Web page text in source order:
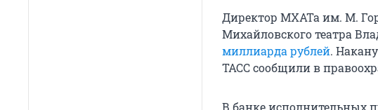
Директор МХАТа им. М.
Михайловского театра
миллиарда рублей.
ТАСС сообщили в
В банке исполнительных